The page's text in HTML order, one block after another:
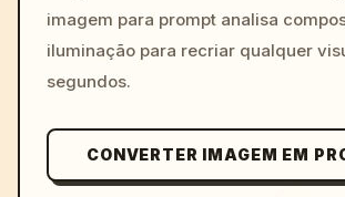
imagem para prompt analisa
iluminação para recriar qualquer
segundos.
CONVERTER IMAGEM EM